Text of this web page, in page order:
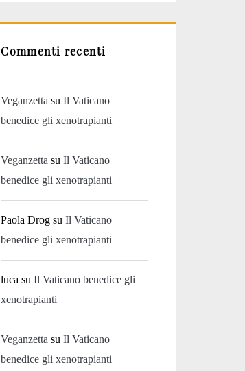
Commenti recenti
Veganzetta suIl Vaticano
benedice gli xenotrapianti
Veganzetta suIl Vaticano
benedice gli xenotrapianti
Paola Drog suIl Vaticano
benedice gli xenotrapianti
luca suIl Vaticano benedice gli
xenotrapianti
Veganzetta suIl Vaticano
benedice gli xenotrapianti